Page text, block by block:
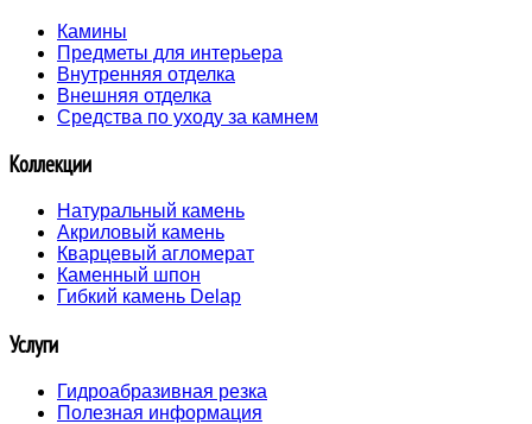
Камины
Предметы для интерьера
Внутренняя отделка
Внешняя отделка
Средства по уходу за камнем
Коллекции
Натуральный камень
Акриловый камень
Кварцевый агломерат
Каменный шпон
Гибкий камень Delap
Услуги
Гидроабразивная резка
Полезная информация